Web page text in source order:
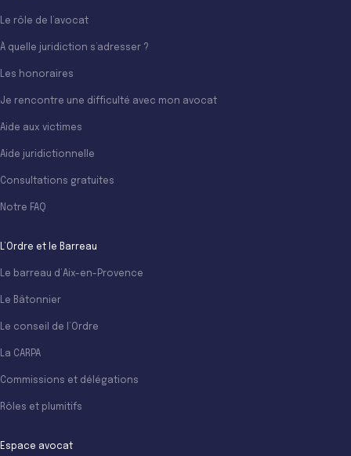
Le rôle de l’avocat
À quelle juridiction s’adresser ?
Les honoraires
Je rencontre une difficulté avec mon avocat
Aide aux victimes
Aide juridictionnelle
Consultations gratuites
Notre FAQ
L’Ordre et le Barreau
Le barreau d’Aix-en-Provence
Le Bâtonnier
Le conseil de l’Ordre
La CARPA
Commissions et délégations
Rôles et plumitifs
Espace avocat